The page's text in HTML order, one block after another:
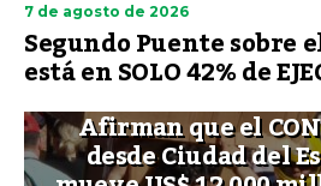
7 de agosto de 2026
Segundo Puente sobre
está en SOLO 42% de
Afirman que el
desde Ciudad del